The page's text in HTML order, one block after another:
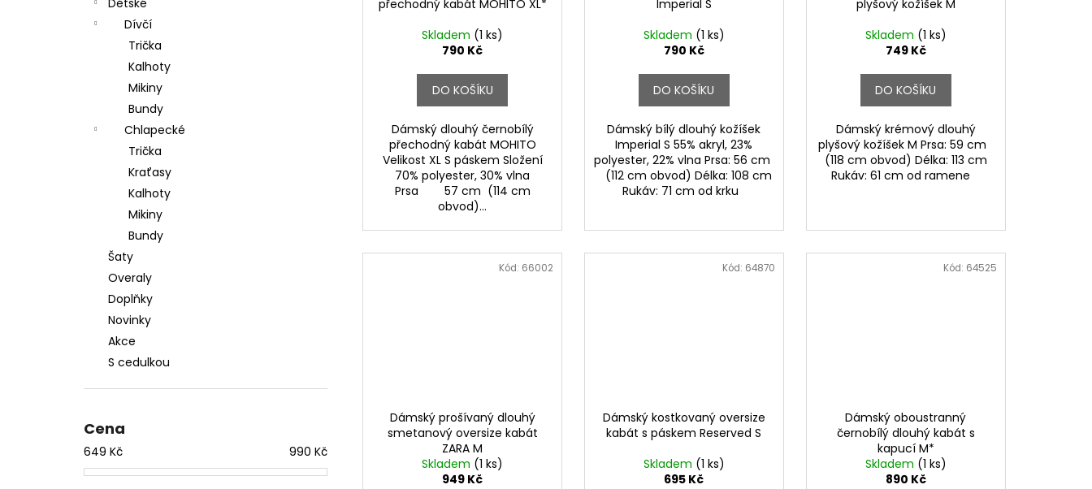
Dětské
Dívčí
Trička
Kalhoty
Mikiny
Bundy
Chlapecké
Trička
Kraťasy
Kalhoty
Mikiny
Bundy
Šaty
Overaly
Doplňky
Novinky
Akce
S cedulkou
Cena
649 Kč 990 Kč
přechodný kabát MOHITO XL*
Skladem (1 ks)
790 Kč
DO KOŠÍKU
Dámský dlouhý černobílý
přechodný kabát MOHITO
Velikost XL S páskem Složení
70% polyester, 30% vlna
Prsa 57 cm (114 cm
obvod)...
Imperial S
Skladem (1 ks)
790 Kč
DO KOŠÍKU
Dámský bílý dlouhý kožíšek
Imperial S 55% akryl, 23%
polyester, 22% vlna Prsa: 56 cm
(112 cm obvod) Délka: 108 cm
Rukáv: 71 cm od krku
plyšový kožíšek M
Skladem (1 ks)
749 Kč
DO KOŠÍKU
Dámský krémový dlouhý
plyšový kožíšek M Prsa: 59 cm
(118 cm obvod) Délka: 113 cm
Rukáv: 61 cm od ramene
Dámský prošívaný dlouhý
smetanový oversize kabát
ZARA M
Skladem (1 ks)
949 Kč
Kód: 66002
Dámský kostkovaný oversize
kabát s páskem Reserved S
Skladem (1 ks)
695 Kč
Kód: 64870
Dámský oboustranný
černobílý dlouhý kabát s
kapucí M*
Skladem (1 ks)
890 Kč
Kód: 64525